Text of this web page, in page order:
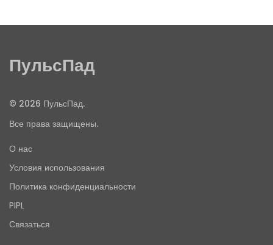
ПульсПад
© 2026 ПульсПад.
Все права защищены.
О нас
Условия использования
Политика конфиденциальности
PIPL
Связаться